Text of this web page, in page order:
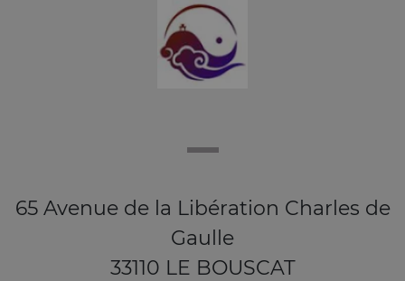
65 Avenue de la Libération Charles de
Gaulle
33110 LE BOUSCAT